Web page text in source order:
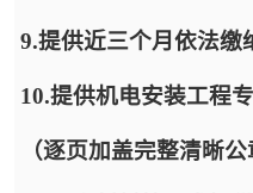
9.提供近三个月依法缴
10.提供机电安装工程
（逐页加盖完整清晰公